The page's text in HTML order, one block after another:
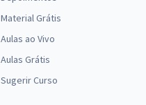
Material Grátis
Aulas ao Vivo
Aulas Grátis
Sugerir Curso